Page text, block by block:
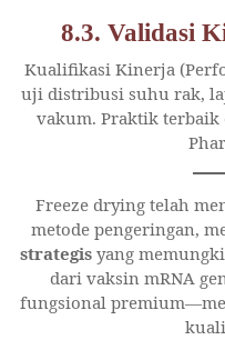
8.3. Validasi
Kualifikasi Kinerja
uji distribusi suhu rak,
vakum. Praktik terbaik
Freeze drying telah
metode pengeringan,
strategis yang
dari vaksin mRNA
fungsional